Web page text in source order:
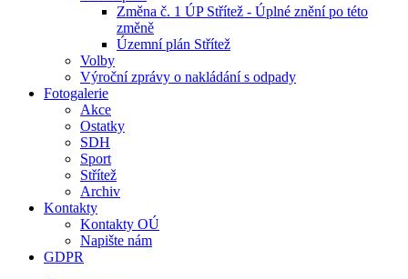
Změna č. 1 ÚP Střítež - Úplné znění po této
změně
Územní plán Střítež
Volby
Výroční zprávy o nakládání s odpady
Fotogalerie
Akce
Ostatky
SDH
Sport
Střítež
Archiv
Kontakty
Kontakty OÚ
Napište nám
GDPR